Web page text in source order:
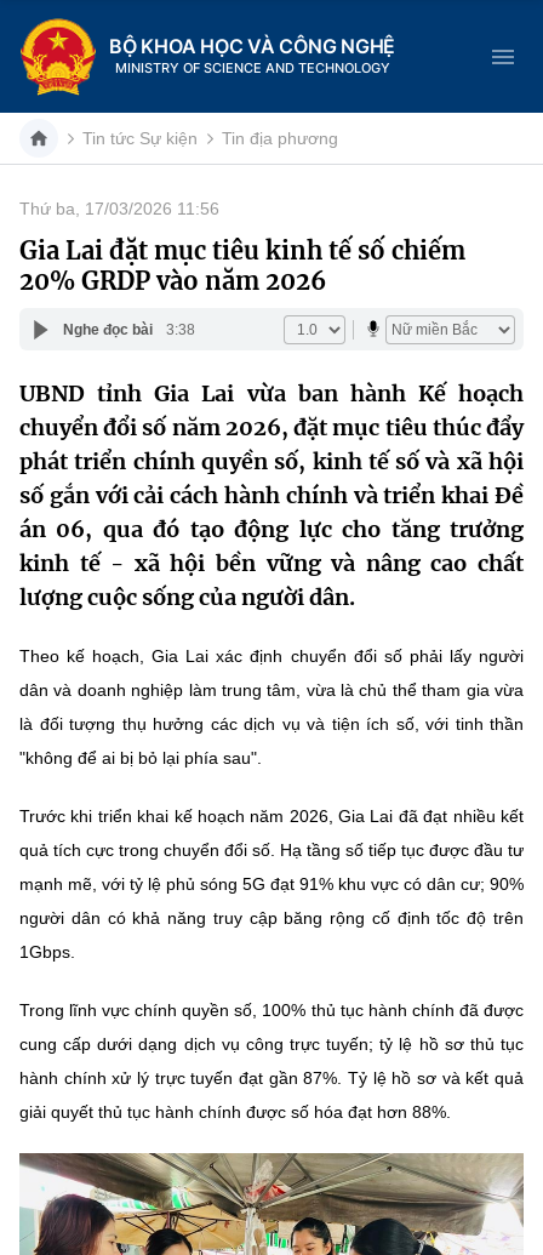
BỘ KHOA HỌC VÀ CÔNG NGHỆ
MINISTRY OF SCIENCE AND TECHNOLOGY
Danh mục
Trang chủ
Giới thiệu
Chức năng nhiệm vụ
Cơ cấu tổ chức
Lịch sử phát triển
Sở Khoa học và Công nghệ
Tin tức sự kiện
Khoa học và Công nghệ
Đổi mới sáng tạo
Sở hữu trí tuệ
Tiêu chuẩn, đo lường, chất lượng
Năng lượng nguyên tử
Tin tổng hợp
Dịch vụ công
Hệ thống văn bản
Văn bản QPPL
Lấy ý kiến người dân về dự thảo VBQPPL
MST IOFFICE
Khoa học và Công nghệ
Bưu chính, Viễn thông
Sở hữu trí tuệ
Năng lượng nguyên tử
Multimedia
THƯ ĐIỆN TỬ
Infographic
Nhiệm vụ trọng tâm
Tin tức Sự kiện Tin địa phương
Thứ ba, 17/03/2026 11:56
Gia Lai đặt mục tiêu kinh tế số chiếm
20% GRDP vào năm 2026
Nghe đọc bài 3:38
UBND tỉnh Gia Lai vừa ban hành Kế hoạch
chuyển đổi số năm 2026, đặt mục tiêu thúc đẩy
phát triển chính quyền số, kinh tế số và xã hội
số gắn với cải cách hành chính và triển khai Đề
án 06, qua đó tạo động lực cho tăng trưởng
kinh tế - xã hội bền vững và nâng cao chất
lượng cuộc sống của người dân.
Theo kế hoạch, Gia Lai xác định chuyển đổi số phải lấy người
dân và doanh nghiệp làm trung tâm, vừa là chủ thể tham gia vừa
là đối tượng thụ hưởng các dịch vụ và tiện ích số, với tinh thần
"không để ai bị bỏ lại phía sau".
Trước khi triển khai kế hoạch năm 2026, Gia Lai đã đạt nhiều kết
quả tích cực trong chuyển đổi số. Hạ tầng số tiếp tục được đầu tư
mạnh mẽ, với tỷ lệ phủ sóng 5G đạt 91% khu vực có dân cư; 90%
người dân có khả năng truy cập băng rộng cố định tốc độ trên
1Gbps.
Trong lĩnh vực chính quyền số, 100% thủ tục hành chính đã được
cung cấp dưới dạng dịch vụ công trực tuyến; tỷ lệ hồ sơ thủ tục
hành chính xử lý trực tuyến đạt gần 87%. Tỷ lệ hồ sơ và kết quả
giải quyết thủ tục hành chính được số hóa đạt hơn 88%.